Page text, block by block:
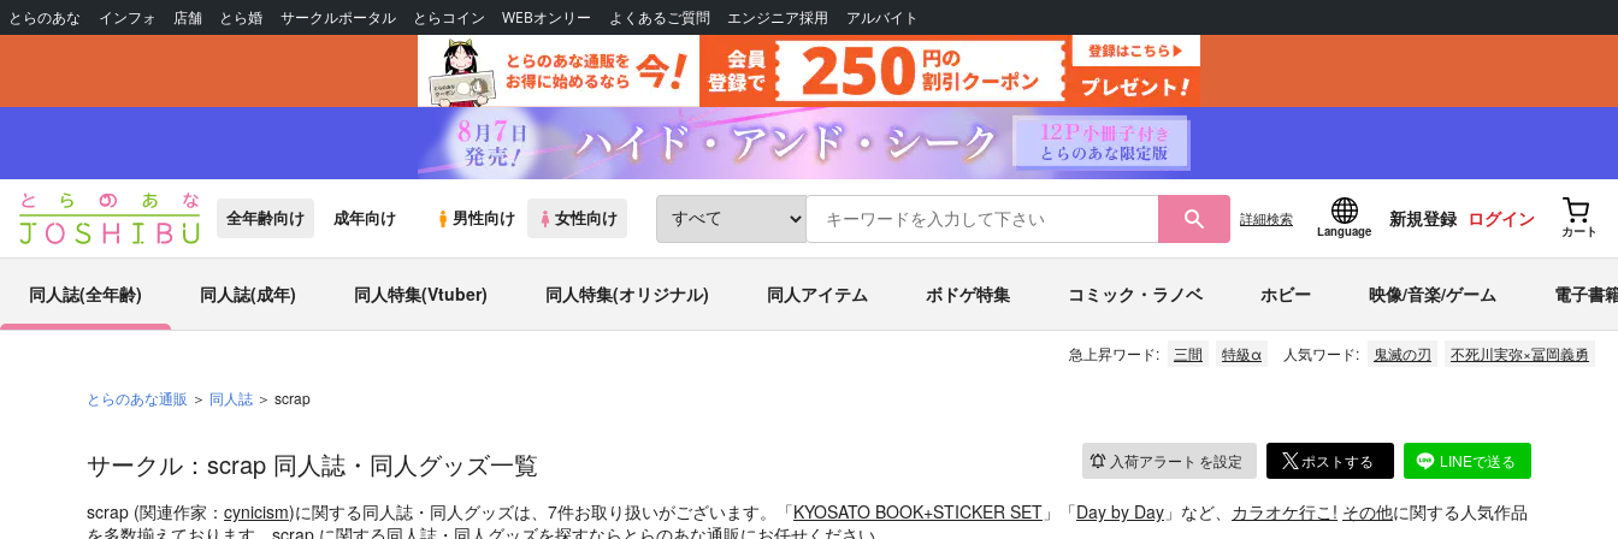
とらのあな インフォ 店舗 とら婚 サークルポータル とらコイン WEBオンリー よくあるご質問 エンジニア採用 アルバイト
全年齢向け 成年向け 男性向け 女性向け 詳細検索
Language
新規登録 ログイン
カート
同人誌(全年齢) 同人誌(成年) 同人特集(Vtuber) 同人特集(オリジナル) 同人アイテム ボドゲ特集 コミック・ラノベ ホビー 映像/音楽/ゲーム 電子書
急上昇ワード: 三間 特級α 人気ワード: 鬼滅の刃 不死川実弥×冨岡義勇
とらのあな通販 同人誌 scrap
入荷アラート を設定 ポストする LINEで送る
サークル：scrap 同人誌・同人グッズ一覧
scrap (関連作家： cynicism)に関する同人誌・同人グッズは、7件お取り扱いがございます。「KYOSATO BOOK+STICKER SET 」「Day by Day 」など、 カラオケ行こ! その他に関する人気作品
を多数揃えております。scrap に関する同人誌・同人グッズを探すならとらのあな通販にお任せください。